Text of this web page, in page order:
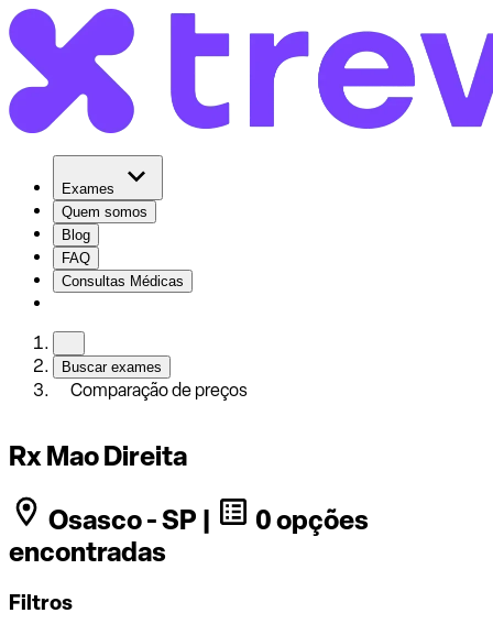
Exames
Quem somos
Blog
FAQ
Consultas Médicas
Buscar exames
Comparação de preços
Rx Mao Direita
Osasco - SP |
0 opções
encontradas
Filtros